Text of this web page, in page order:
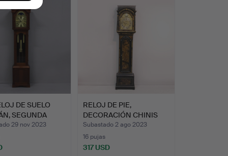
DE SUELO
SEGUNDA
DE…29 nov 2023
RELOJ DE PIE,
DECORACIÓN CHINIS
DORADA, SI…
Subastado 2 ago 2023
16 pujas
317 USD